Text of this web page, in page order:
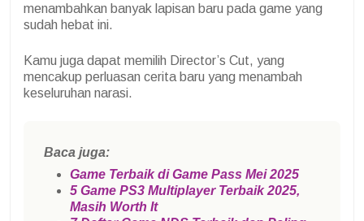
menambahkan banyak lapisan baru pada game yang
sudah hebat ini.
Kamu juga dapat memilih Director’s Cut, yang
mencakup perluasan cerita baru yang menambah
keseluruhan narasi.
Baca juga:
Game Terbaik di Game Pass Mei 2025
5 Game PS3 Multiplayer Terbaik 2025,
Masih Worth It